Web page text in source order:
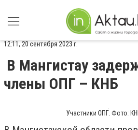
12:11, 20 сентября 2023 г.
В Мангистау
члены ОПГ – КНБ
Участники ОПГ. Фото: